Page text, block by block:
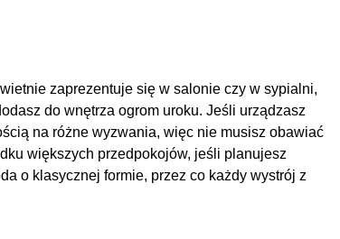
zaprezentuje się w salonie czy w sypialni,
do wnętrza ogrom uroku. Jeśli urządzasz
na różne wyzwania, więc nie musisz obawiać
większych przedpokojów, jeśli planujesz
o klasycznej formie, przez co każdy wystrój z